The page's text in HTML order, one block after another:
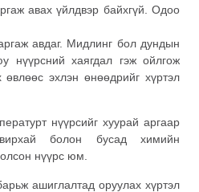
авах үйлдвэр байхгүй. Одоо
авдаг. Мидлинг бол дундын
нүүрсний хаягдал гэж ойлгож
эхлэн өнөөдрийг хүртэл
нүүрсийг хуурай аргаар
болон бусад химийн
нүүрс юм.
ашиглалтад оруулах хүртэл